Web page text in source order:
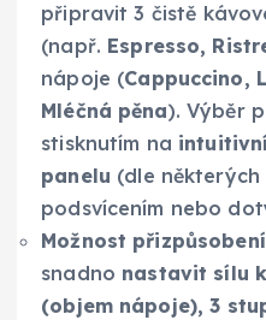
připravit 3 čistě
(např. Espresso,
nápoje (Cappuccino,
Mléčná pěna). Výběr
stisknutím na
panelu (dle některých
podsvícením nebo
Možnost
snadno nastavit sílu
(objem nápoje), 3